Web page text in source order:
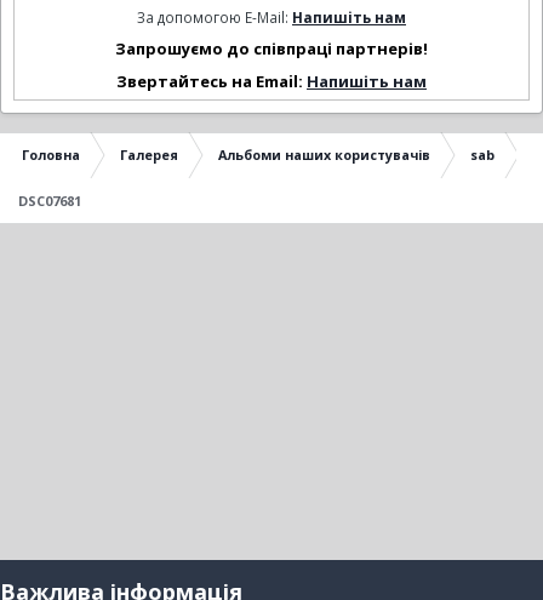
За допомогою E-Mail: Напишіть нам
Запрошуємо до співпраці партнерів!
Звертайтесь на Email: Напишіть нам
Головна Галерея Альбоми наших користувачів sab
DSC07681
Важлива інформація